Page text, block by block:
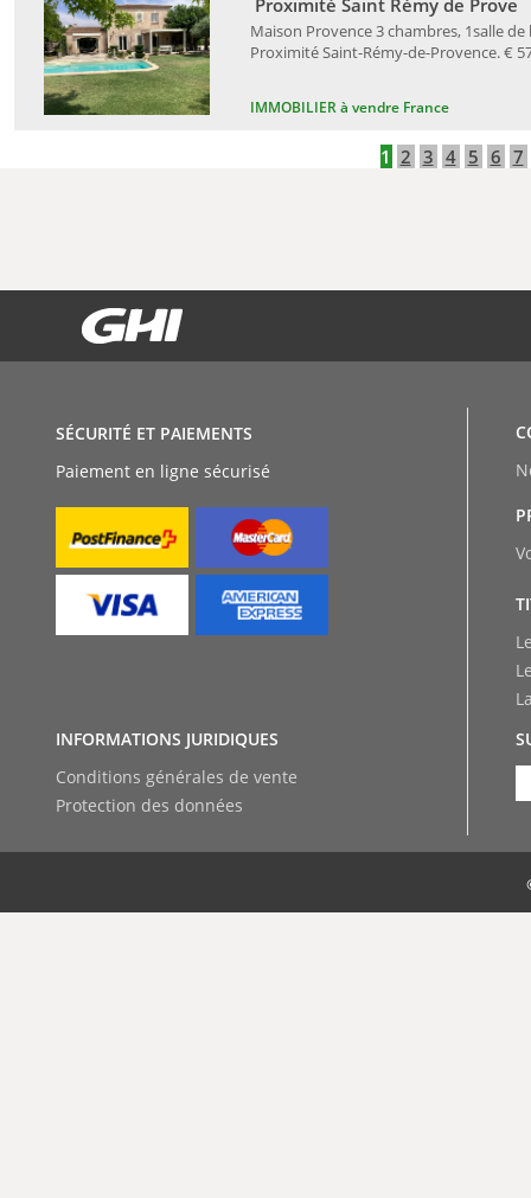
IMMOBILIER à vendre France
Maison Provence 3 chambres, 1salle
Proximité Saint-Rémy-de-Provence. €
Proximité Saint Rémy de Prove
1 2 3 4 5 6 7
Protection des données
Conditions générales de vente
INFORMATIONS JURIDIQUES
Paiement en ligne sécurisé
SÉCURITÉ ET PAIEMENTS